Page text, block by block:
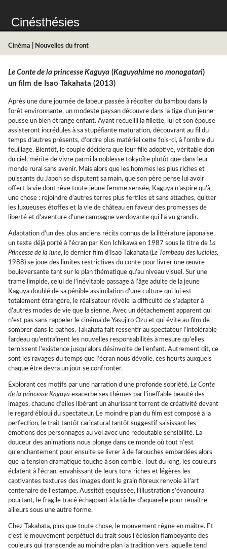
Cinésthésies
Cinéma Nouvelles du front
Le Conte de la princesse Kaguya (Kaguyahime no monogatari)
un film de Isao Takahata (2013)
Après une dure journée de labeur passée à récolter du bambou dans la
forêt environnante, un modeste paysan découvre dans la tige d’un jeune-
pousse un bien étrange enfant. Ayant recueilli la fillette, lui et son épouse
assisteront incrédules à sa stupéfiante maturation, découvrant au fil du
temps d’autres présents, d’ordre plus matériel cette fois-ci, à l’ombre du
feuillage. Bientôt, le couple décidera que leur fille adoptive, véritable don
du ciel, mérite de vivre parmi la noblesse tokyoïte plutôt que dans leur
monde rural sans avenir. Mais alors que les hommes les plus riches et
puissants du Japon se disputent sa main, que son père pense lui avoir
offert la vie dont rêve toute jeune femme sensée, Kaguya n’aspire qu’à
une chose : rejoindre d’autres terres plus fertiles et sans attaches, quitter
les luxueuses étoffes et la vie de château en faveur des promesses de
liberté et d’aventure d’une campagne verdoyante qui l’a vu grandir.
Adaptation d’un des plus anciens récits connus de la littérature japonaise,
un texte déjà porté à l’écran par Kon Ichikawa en 1987 sous le titre de La
Princesse de la lune, le dernier film d’Isao Takahata (Le Tombeau des lucioles,
1988) se joue des limites restrictives du conte pour livrer une œuvre
bouleversante tant sur le plan thématique qu’au niveau visuel. Sur une
trame limpide, celui de l’inévitable passage à l’âge adulte de la jeune
Kaguya doublé de sa pénible assimilation d’une culture qui lui est
totalement étrangère, le réalisateur révèle la difficulté de s’adapter à
d’autres modes de vie que la sienne. Avec un détachement apparent qui
n’est pas sans rappeler le cinéma de Yasujiro Ozu et qui évite au film de
sombrer dans le pathos, Takahata fait ressentir au spectateur l’intolérable
fardeau qu’entraînent les nouvelles responsabilités à mesure qu’elles
ternissent l’existence jusqu’alors désinvolte de l’enfant. Autrement dit, ce
sont les ravages du temps que l’écran nous dévoile, ces heurts auxquels
chaque être devra un jour se confronter.
Explorant ces motifs par une narration d’une profonde sobriété, Le Conte
de la princesse Kaguya exacerbe ses thèmes par l’ineffable beauté des
images, chacune d’elles libérant un ahurissant torrent de créativité devant
le regard ébloui du spectateur. Le moindre plan du film est composé à la
perfection, le trait tantôt caricatural tantôt suggestif saisissant les
émotions des personnages au vol avec une redoutable sensibilité. La
douceur des animations nous plonge dans ce monde où tout n’est
qu’enchantement pour ensuite se livrer à de farouches embardées alors
que la tension dramatique touche à son comble. Tout du long, les couleurs
éclatent à l’écran, envahissant de leurs tons riches et légères les
captivantes textures des images dont le grain fibreux renvoie à l’art
centenaire de l’estampe. Aussitôt esquissée, l’illustration s’évanouira
pourtant, le fragile tracé échappant à la tâche d’aquarelle pour renaître
ailleurs sous une autre forme.
Chez Takahata, plus que toute chose, le mouvement règne en maître. Et
c’est le mouvement perpétuel du trait sous l’éclosion flamboyante des
couleurs qui transcende au moindre plan la tradition vers laquelle tend